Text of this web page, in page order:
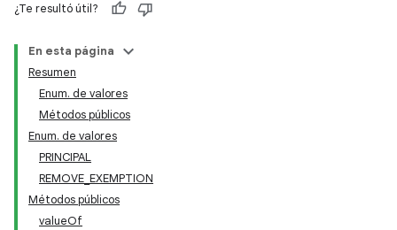
¿Te resultó útil?
En esta página
Resumen
Enum. de valores
Métodos públicos
Enum. de valores
PRINCIPAL
REMOVE_EXEMPTION
Métodos públicos
valueOf